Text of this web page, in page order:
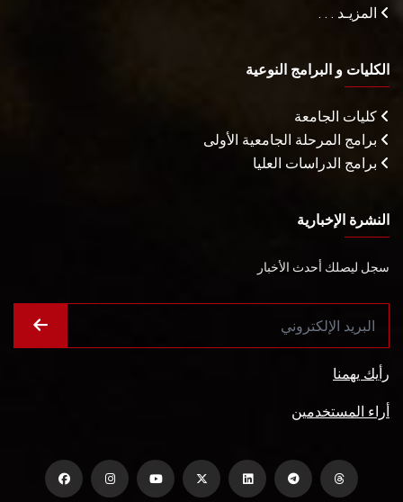
المزيـد . . .
الكليات و البرامج النوعية
كليات الجامعة
برامج المرحلة الجامعية الأولى
برامج الدراسات العليا
النشرة الإخبارية
سجل ليصلك أحدث الأخبار
رأيك يهمنا
أراء المستخدمين